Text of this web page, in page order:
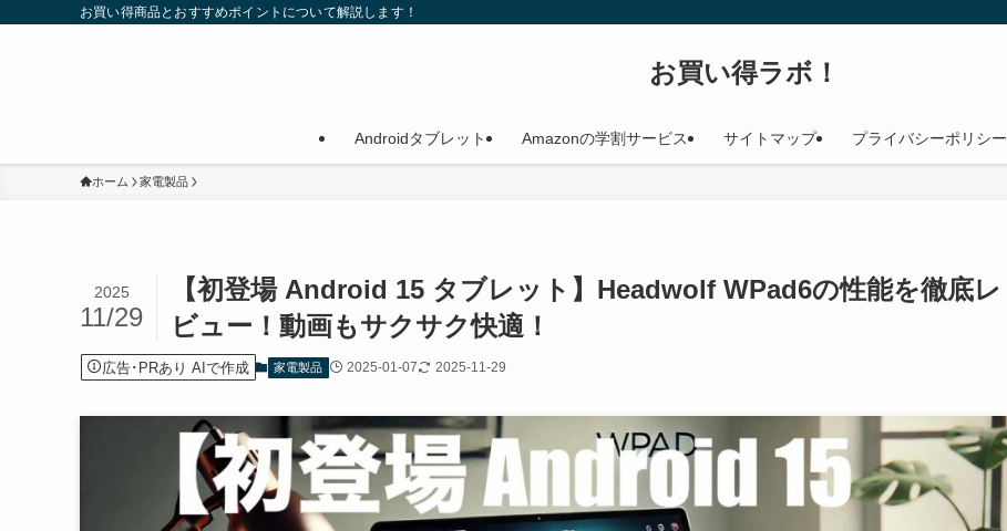
お買い得商品とおすすめポイントについて解説します！
お買い得ラボ！
Androidタブレット Amazonの学割サービス サイトマップ プライバシーポリシー
ホーム 家電製品
【初登場 Android 15 タブレット】Headwolf WPad6の性能を徹底レ
ビュー！動画もサクサク快適！
2025
11/29
広告･PRあり AIで作成 家電製品 2025-01-07 2025-11-29